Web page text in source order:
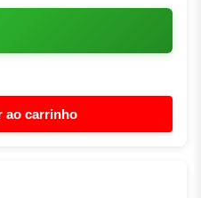
ao carrinho